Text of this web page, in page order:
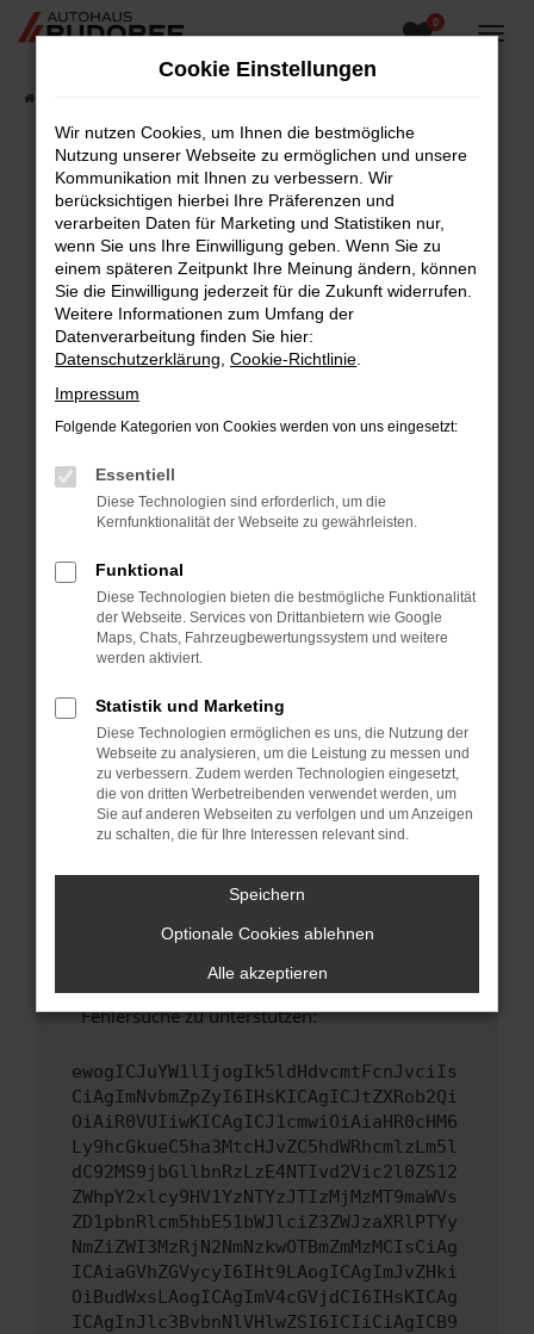
Zum
0
Fehler: Network Error
Beim Laden ist ein Fehler aufgetreten.
Hier sind ein paar Tipps, die dir helfen können:
Überprüfe deine Firewall und deine
Internetverbindung.
Laden andere Webseiten, zum Beispiel deine
Suchmaschine?
Prüfe deine Browsererweiterungen.
Manche Erweiterungen, wie Werbeblocker,
können das Laden bestimmter Seiten
verhindern. Funktioniert die Seite in einem
Fenster?
Starte dein Gerät neu.
Das kann manchmal helfen, vorübergehende
Probleme zu beheben.
Betriebssystem auf dem neuesten Stand
sind.
Veraltete Software birgt nicht nur ein
Sicherheitsrisiko, sondern kann auch dazu
führen, dass bestimmte Funktionen nicht mehr
unterstützt werden.
Wende dich an den Webseitenbetreiber.
Wenn du alle oben genannten Schritte versucht
hast, kontaktiere uns bitte. Wir werden
versuchen, das Problem zu beheben. Du kannst
uns diesen Text schicken, um uns bei der
Fehlersuche zu unterstützen:
ewogICJuYW1lIjogIk5ldHdvcmtFcnJvciIs
CiAgImNvbmZpZyI6IHsKICAgICJtZXRob2Qi
OiAiR0VUIiwKICAgICJ1cmwiOiAiaHR0cHM6
Ly9hcGkueC5ha3MtcHJvZC5hdWRhcmlzLm5l
dC92MS9jbGllbnRzLzE4NTIvd2Vic2l0ZS12
ZWhpY2xlcy9HV1YzNTYzJTIzMjMzMT9maWVs
ZD1pbnRlcm5hbE51bWJlciZ3ZWJzaXRlPTYy
NmZiZWI3MzRjN2NmNzkwOTBmZmMzMCIsCiAg
ICAiaGVhZGVycyI6IHt9LAogICAgImJvZHki
OiBudWxsLAogICAgImV4cGVjdCI6IHsKICAg
ICAgInJlc3BvbnNlVHlwZSI6ICIiCiAgICB9
Cookie Einstellungen
Wir nutzen Cookies, um Ihnen die bestmögliche
Nutzung unserer Webseite zu ermöglichen und unsere
Kommunikation mit Ihnen zu verbessern. Wir
berücksichtigen hierbei Ihre Präferenzen und
verarbeiten Daten für Marketing und Statistiken nur,
wenn Sie uns Ihre Einwilligung geben. Wenn Sie zu
einem späteren Zeitpunkt Ihre Meinung ändern, können
Sie die Einwilligung jederzeit für die Zukunft widerrufen.
Weitere Informationen zum Umfang der
Datenverarbeitung finden Sie hier:
Datenschutzerklärung Cookie-Richtlinie
Impressum
Folgende Kategorien von Cookies werden von uns eingesetzt:
Essentiell
Diese Technologien sind erforderlich, um die
Kernfunktionalität der Webseite zu gewährleisten.
Funktional
Diese Technologien bieten die bestmögliche Funktionalität
der Webseite. Services von Drittanbietern wie Google
Maps, Chats, Fahrzeugbewertungssystem und weitere
werden aktiviert.
Statistik und Marketing
Diese Technologien ermöglichen es uns, die Nutzung der
Webseite zu analysieren, um die Leistung zu messen und
zu verbessern. Zudem werden Technologien eingesetzt,
die von dritten Werbetreibenden verwendet werden, um
Sie auf anderen Webseiten zu verfolgen und um Anzeigen
zu schalten, die für Ihre Interessen relevant sind.
Speichern
Optionale Cookies ablehnen
Alle akzeptieren